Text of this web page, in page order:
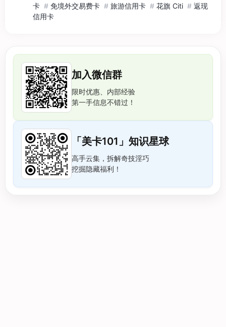
卡 # 免境外交易费卡 # 旅游信用卡 # 花旗 Citi # 返现
信用卡
加入微信群
限时优惠、内部经验
第一手信息不错过！
「美卡101」知识星球
高手云集，拆解奇技淫巧
挖掘隐藏福利！